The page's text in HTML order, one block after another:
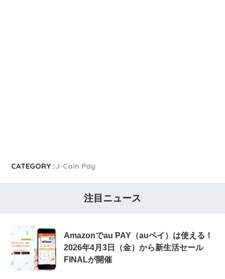
CATEGORY :J-Coin Pay
注目ニュース
Amazonでau PAY（auペイ）は使える！
2026年4月3日（金）から新生活セール
FINALが開催